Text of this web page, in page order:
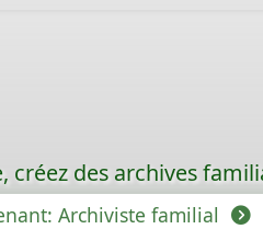
créez des archives
Archiviste familial